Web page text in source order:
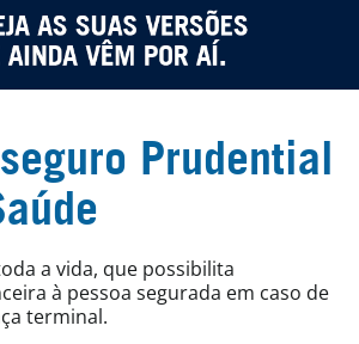
Prudential
a vida, que possibilita
à pessoa segurada em caso de
terminal.